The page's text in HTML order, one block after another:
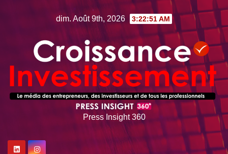
dim. Août 9th, 2026 3:22:52 AM
Press Insight 360